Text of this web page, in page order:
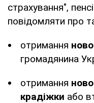
страхування",
повідомляти про
отримання
громадянина
отримання
крадіжки або